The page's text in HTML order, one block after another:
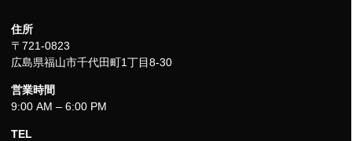
住所
〒721-0823
広島県福山市千代田町1丁目8-30
営業時間
9:00 AM – 6:00 PM
TEL